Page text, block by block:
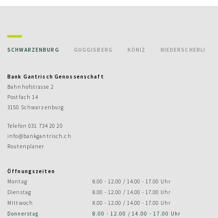
SCHWARZENBURG
Bank Gantrisch Genossenschaft
Bahnhofstrasse 2
Postfach 14
3150 Schwarzenburg
Telefon 031 734 20 20
info@bankgantrisch.ch
Routenplaner
Öffnungszeiten
Montag
8.00 - 12.00 / 14.00 - 17.00 Uhr
Dienstag
8.00 - 12.00 / 14.00 - 17.00 Uhr
Mittwoch
8.00 - 12.00 / 14.00 - 17.00 Uhr
Donnerstag
8.00 - 12.00 / 14.00 - 17.00 Uhr
GUGGISBERG KÖNIZ NIEDERSCHERLI